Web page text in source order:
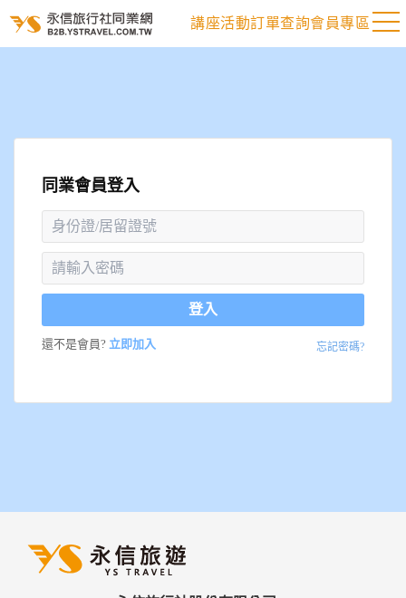
講座活動訂單查詢會員專區
同業會員登入
登入
還不是會員? 立即加入 忘記密碼?